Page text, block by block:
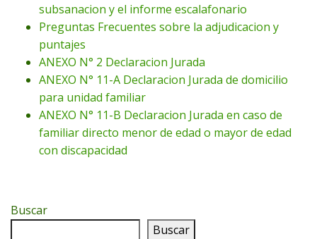
subsanacion y el informe escalafonario
Preguntas Frecuentes sobre la adjudicacion y
puntajes
ANEXO N° 2 Declaracion Jurada
ANEXO N° 11-A Declaracion Jurada de domicilio
para unidad familiar
ANEXO N° 11-B Declaracion Jurada en caso de
familiar directo menor de edad o mayor de edad
con discapacidad
Buscar
Buscar